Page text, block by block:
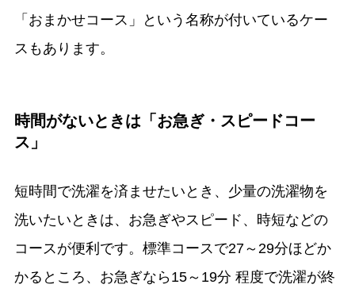
「おまかせコース」という名称が付いているケー
スもあります。
時間がないときは「お急ぎ・スピードコー
ス」
短時間で洗濯を済ませたいとき、少量の洗濯物を
洗いたいときは、お急ぎやスピード、時短などの
コースが便利です。標準コースで27～29分ほどか
かるところ、お急ぎなら15～19分 程度で洗濯が終